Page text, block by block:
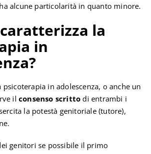
alcune particolarità in quanto minore.
la
in
in adolescenza, o anche un
il consenso scritto di entrambi i
la potestà genitoriale (tutore),
genitori se possibile il primo